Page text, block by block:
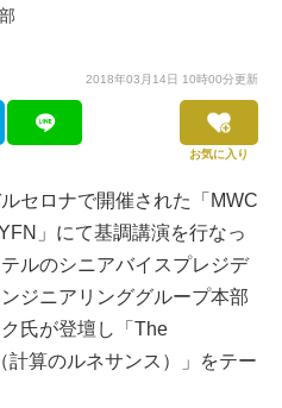
2018年03月14日 10時00分更新
お気に入り
セロナで開催された「MWC
」にて基調講演を行なっ
ルのシニアバイスプレジデ
ジニアリンググループ本部
氏が登壇し「The
計算のルネサンス）」をテー